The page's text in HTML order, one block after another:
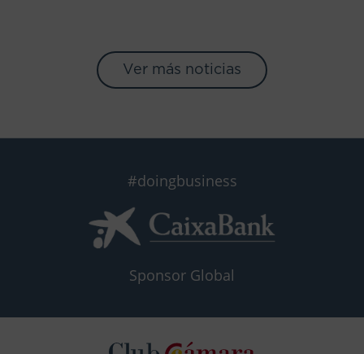
Ver más noticias
#doingbusiness
Sponsor Global